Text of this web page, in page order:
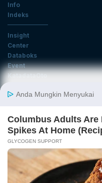
Info
Indeks
Insight
Center
Databoks
Event
KatadataOto
Email